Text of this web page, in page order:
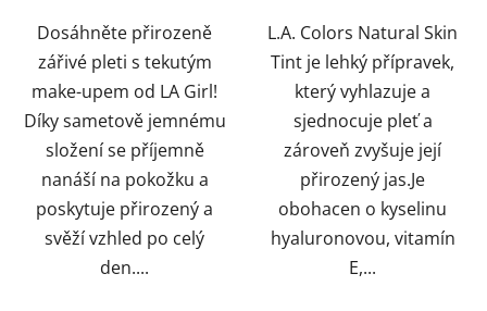
hvězdiček.
Dosáhněte přirozeně
zářivé pleti s tekutým
make-upem od LA Girl!
Díky sametově jemnému
složení se příjemně
nanáší na pokožku a
poskytuje přirozený a
svěží vzhled po celý
den....
L.A. Colors Natural Skin
Tint je lehký přípravek,
který vyhlazuje a
sjednocuje pleť a
zároveň zvyšuje její
přirozený jas.Je
obohacen o kyselinu
hyaluronovou, vitamín
E,...